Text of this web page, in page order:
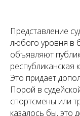
Представление
любого уровня в
объявляют
республиканская
Это придает
Порой в
спортсмены или
казалось бы, это